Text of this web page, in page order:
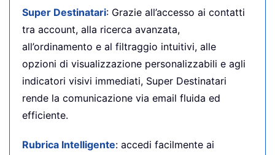
Super Destinatari: Grazie all’accesso ai contatti
tra account, alla ricerca avanzata,
all’ordinamento e al filtraggio intuitivi, alle
opzioni di visualizzazione personalizzabili e agli
indicatori visivi immediati, Super Destinatari
rende la comunicazione via email fluida ed
efficiente.
Rubrica Intelligente: accedi facilmente ai